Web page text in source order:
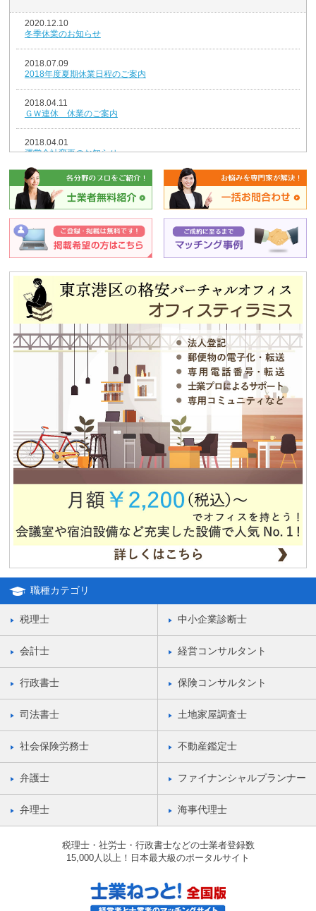
2020.12.10
冬季休業のお知らせ
2018.07.09
2018年度夏期休業日程のご案内
2018.04.11
ＧＷ連休 休業のご案内
2018.04.01
運営会社変更のお知らせ
2018.01.04
新年のごあいさつ
2017.12.26
年末年始休業のお知らせ
2014.08.07
夏期休業のお知らせ
2013.12.25
平成25年冬季休暇のお知らせ
2013.08.12
夏期休業のお知らせ
独立・移転をお考えの方、必見！！格安合同貸事務所のご紹介！！
職種カテゴリ
税理士 中小企業診断士
会計士 経営コンサルタント
行政書士 保険コンサルタント
司法書士 土地家屋調査士
社会保険労務士 不動産鑑定士
弁護士 ファイナンシャルプランナー
弁理士 海事代理士
税理士・社労士・行政書士などの士業者登録数
15,000人以上！日本最大級のポータルサイト